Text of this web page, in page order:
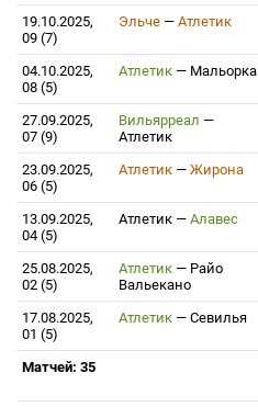
19.10.2025,
09 (7)
Эльче — Атлетик
04.10.2025,
08 (5)
Атлетик — Мальорка
27.09.2025,
07 (9)
Вильярреал —
Атлетик
23.09.2025,
06 (5)
Атлетик — Жирона
13.09.2025,
04 (5)
Атлетик — Алавес
25.08.2025,
02 (5)
Атлетик — Райо
Вальекано
17.08.2025,
01 (5)
Атлетик — Севилья
Матчей: 35